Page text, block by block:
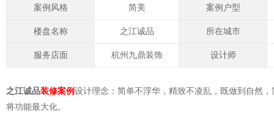
案例风格 简美 案例户型
楼盘名称 之江诚品 所在城市
服务店面 杭州九鼎装饰 设计师
之江诚品装修案例设计理念：简单不浮华，精致不凌乱，既做到自然
将功能最大化。